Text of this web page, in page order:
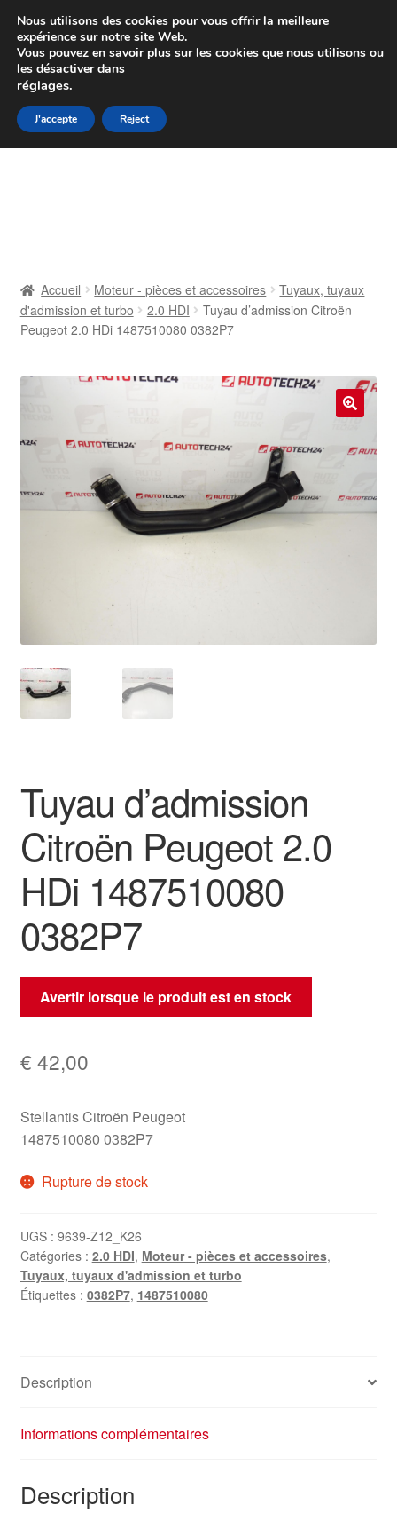
Colissimo livraison à partir de 7 EUR
Du lundi au vendredi de 9 h à 16 h
Aller
à
Aller
au
Contact
Livraison internationale
Paiements
Politique de confidentialité
Procédure de Réclamation
Accueil Moteur - pièces et accessoires
Tuyaux, tuyaux
d'admission et turbo
2.0 HDI
Tuyau d’admission Citroën
Peugeot 2.0 HDi 1487510080 0382P7
Tuyau d’admission
Citroën Peugeot 2.0
HDi 1487510080
0382P7
Avertir lorsque le produit est en stock
€ 42,00
Stellantis Citroën Peugeot
1487510080 0382P7
Rupture de stock
UGS : 9639-Z12_K26
Catégories : 2.0 HDI, Moteur - pièces et accessoires,
Tuyaux, tuyaux d'admission et turbo
Étiquettes : 0382P7, 1487510080
Description
Informations complémentaires
Description
Nous utilisons des cookies pour vous offrir la meilleure
expérience sur notre site Web.
Vous pouvez en savoir plus sur les cookies que nous utilisons ou
les désactiver dans
réglages.
J'accepte Reject